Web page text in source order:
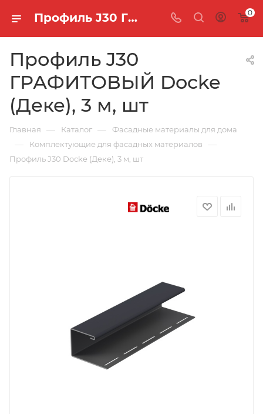
Профиль J30 ГРАФИТОВЫЙ Docke (Деке), 3 м, шт 0
Профиль J30
ГРАФИТОВЫЙ Docke
(Деке), 3 м, шт
Главная — Каталог — Фасадные материалы для дома
— Комплектующие для фасадных материалов —
Профиль J30 Docke (Деке), 3 м, шт